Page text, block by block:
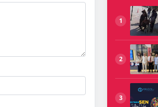
1
2
3